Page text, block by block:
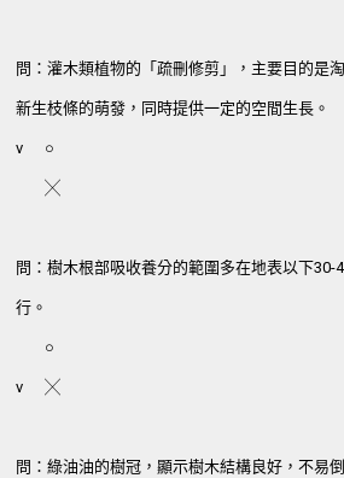
問：灌木類植物的「疏刪修剪」，主要目的是
新生枝條的萌發，同時提供一定的空間生長。
v ○
╳
問：樹木根部吸收養分的範圍多在地表以下30-
行。
○
v ╳
問：綠油油的樹冠，顯示樹木結構良好，不易